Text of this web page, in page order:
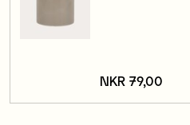
Pris :NKR 79,00
NKR 79,00